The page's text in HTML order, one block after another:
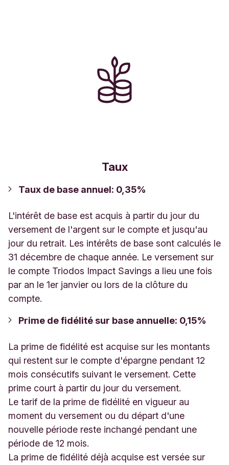
Taux
Taux de base annuel: 0,35%
L'intérêt de base est acquis à partir du jour du
versement de l'argent sur le compte et jusqu'au
jour du retrait. Les intérêts de base sont calculés le
31 décembre de chaque année. Le versement sur
le compte Triodos Impact Savings a lieu une fois
par an le 1er janvier ou lors de la clôture du
compte.
Prime de fidélité sur base annuelle: 0,15%
La prime de fidélité est acquise sur les montants
qui restent sur le compte d'épargne pendant 12
mois consécutifs suivant le versement. Cette
prime court à partir du jour du versement.
Le tarif de la prime de fidélité en vigueur au
moment du versement ou du départ d'une
nouvelle période reste inchangé pendant une
période de 12 mois.
La prime de fidélité déjà acquise est versée sur